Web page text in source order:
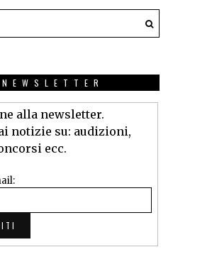
NEWSLETTER
alla newsletter.
notizie su: audizioni,
ecc.